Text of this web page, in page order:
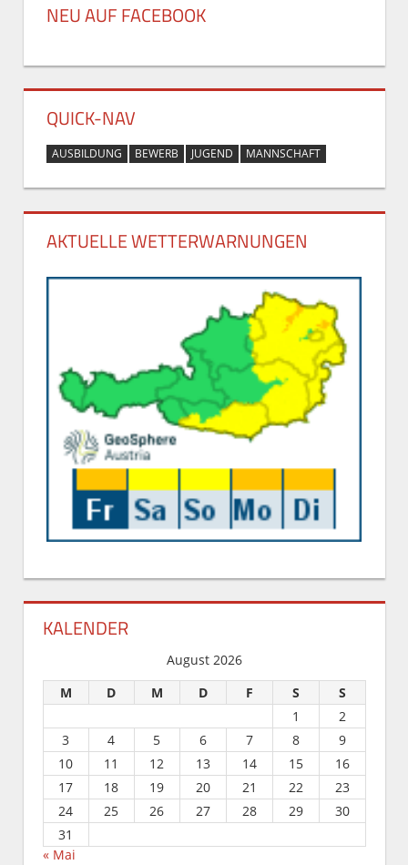
NEU AUF FACEBOOK
QUICK-NAV
AUSBILDUNG BEWERB JUGEND MANNSCHAFT
AKTUELLE WETTERWARNUNGEN
KALENDER
August 2026
M
D M D F S
S
1
2
3
4 5 6 7 8
9
10
11 12 13 14 15
16
17
18 19 20 21 22
23
24
25 26 27 28 29
30
31
« Mai